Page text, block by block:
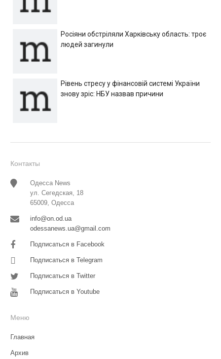
Росіяни обстріляли Харківську область: троє
людей загинули
Рівень стресу у фінансовій системі України
знову зріс: НБУ назвав причини
Контакты
Одесса News
ул. Сегедская, 18
65009, Одесса
info@on.od.ua
odessanews.ua@gmail.com
Подписаться в Facebook
Подписаться в Telegram
Подписаться в Twitter
Подписаться в Youtube
Меню
Главная
Архив